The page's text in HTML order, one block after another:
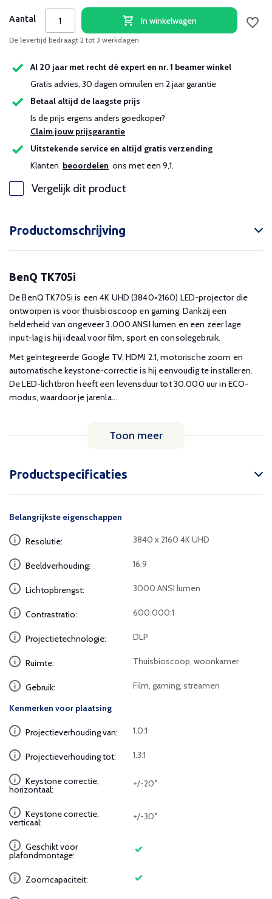
Aantal In winkelwagen
De levertijd bedraagt 2 tot 3 werkdagen
Al 20 jaar met recht dé expert en nr. 1 beamer winkel
Gratis advies, 30 dagen omruilen en 2 jaar garantie
Betaal altijd de laagste prijs
Is de prijs ergens anders goedkoper?
Claim jouw prijsgarantie
Uitstekende service en altijd gratis verzending
Klanten beoordelen ons met een 9,1.
Vergelijk dit product
Productomschrijving
BenQ TK705i
De BenQ TK705i is een 4K UHD (3840×2160) LED-projector die
ontworpen is voor thuisbioscoop en gaming. Dankzij een
helderheid van ongeveer 3.000 ANSI lumen en een zeer lage
input-lag is hij ideaal voor film, sport en consolegebruik.
Met geïntegreerde Google TV, HDMI 2.1, motorische zoom en
automatische keystone-correctie is hij eenvoudig te installeren.
De LED-lichtbron heeft een levensduur tot 30.000 uur in ECO-
modus, waardoor je jarenla...
Toon meer
Productspecificaties
Belangrijkste eigenschappen
Resolutie: 3840 x 2160 4K UHD
Beeldverhouding: 16:9
Lichtopbrengst: 3000 ANSI lumen
Contrastratio: 600.000:1
Projectietechnologie: DLP
Ruimte: Thuisbioscoop, woonkamer
Gebruik: Film, gaming, streamen
Kenmerken voor plaatsing
Projectieverhouding van: 1.0:1
Projectieverhouding tot: 1.3:1
Keystone correctie,
horizontaal:
+/-20°
Keystone correctie,
verticaal:
+/-30°
Geschikt voor
plafondmontage:
Zoomcapaciteit: